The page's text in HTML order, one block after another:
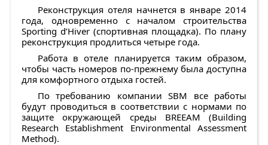
Реконструкция отеля начнется в январе 2014
года, одновременно с началом строительства
Sporting d’Hiver (спортивная площадка). По плану
реконструкция продлиться четыре года.
Работа в отеле планируется таким образом,
чтобы часть номеров по-прежнему была доступна
для комфортного отдыха гостей.
По требованию компании SBM все работы
будут проводиться в соответствии с нормами по
защите окружающей среды BREEAM (Building
Research Establishment Environmental Assessment
Method).